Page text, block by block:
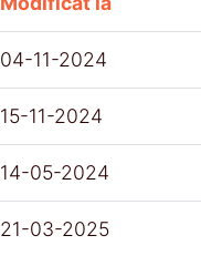
04-11-2024
15-11-2024
14-05-2024
21-03-2025